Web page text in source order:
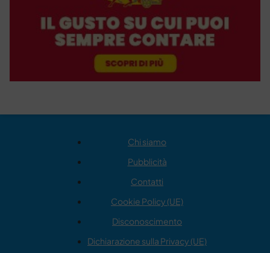
Chi siamo
Pubblicità
Contatti
Cookie Policy (UE)
Disconoscimento
Dichiarazione sulla Privacy (UE)